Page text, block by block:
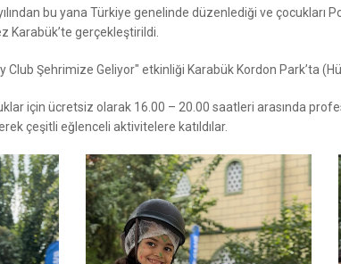
bu yana Türkiye genelinde düzenlediği ve çocukları
Karabük’te gerçekleştirildi.
Şehrimize Geliyor" etkinliği Karabük Kordon Park’ta
için ücretsiz olarak 16.00 – 20.00 saatleri arasında
çeşitli eğlenceli aktivitelere katıldılar.